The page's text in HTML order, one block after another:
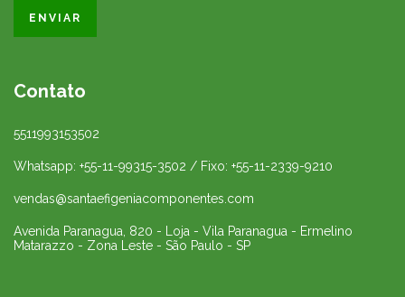
Contato
5511993153502
Whatsapp: +55-11-99315-3502 / Fixo: +55-11-2339-9210
vendas@santaefigeniacomponentes.com
Avenida Paranagua, 820 - Loja - Vila Paranagua - Ermelino
Matarazzo - Zona Leste - São Paulo - SP